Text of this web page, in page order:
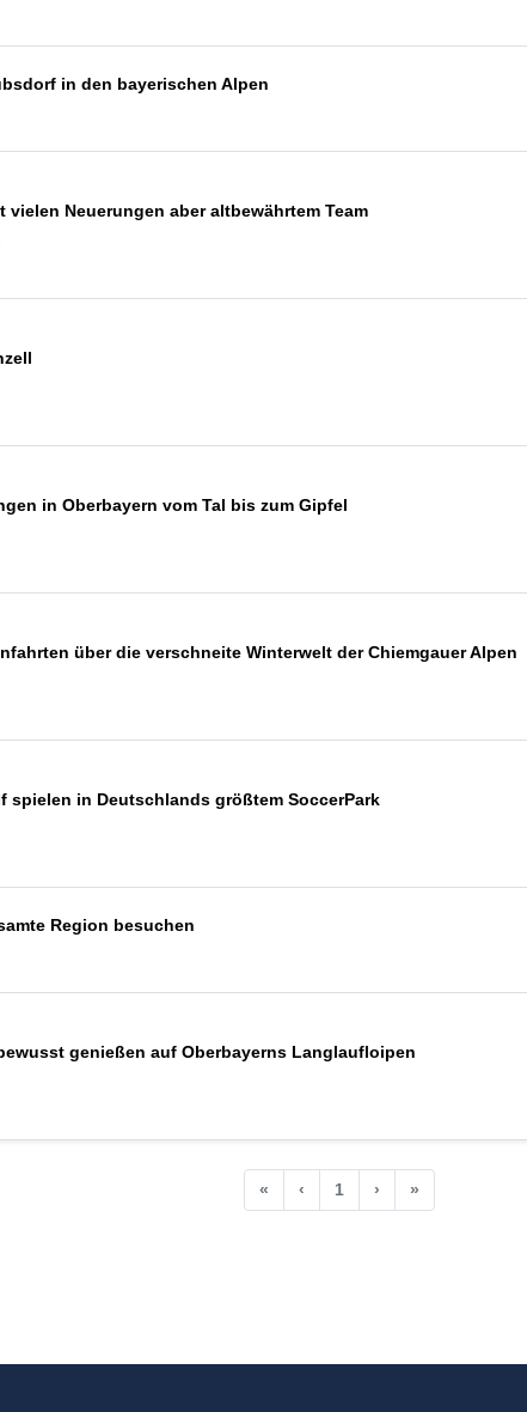
in den bayerischen Alpen
vielen Neuerungen aber altbewährtem Team
in Oberbayern vom Tal bis zum Gipfel
über die verschneite Winterwelt der Chiemgauer Alpen
spielen in Deutschlands größtem SoccerPark
Region besuchen
genießen auf Oberbayerns Langlaufloipen
« ‹ 1 › »